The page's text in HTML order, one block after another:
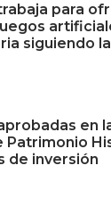
para
siguiendo
en
Patrimonio
de inversión